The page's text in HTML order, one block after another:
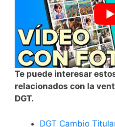
Te puede interesar
relacionados con la
DGT.
DGT Cambio